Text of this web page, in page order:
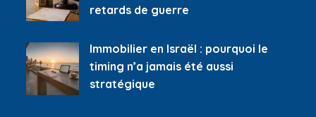
retards de guerre
Immobilier en Israël : pourquoi le
timing n’a jamais été aussi
stratégique